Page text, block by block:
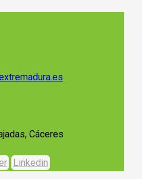
Cáceres
Linkedin